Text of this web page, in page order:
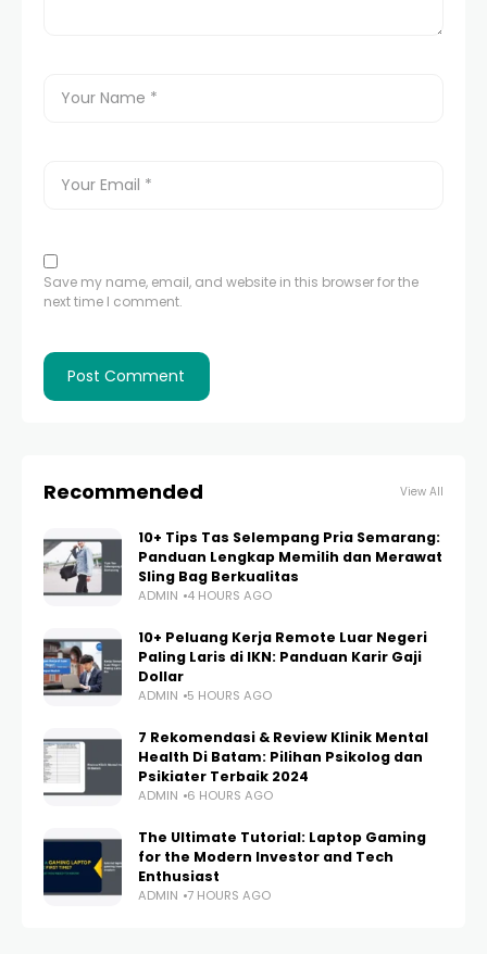
Save my name, email, and website in this browser for the
next time I comment.
Recommended View All
10+ Tips Tas Selempang Pria Semarang:
Panduan Lengkap Memilih dan Merawat
Sling Bag Berkualitas
ADMIN 4 HOURS AGO
10+ Peluang Kerja Remote Luar Negeri
Paling Laris di IKN: Panduan Karir Gaji
Dollar
ADMIN 5 HOURS AGO
7 Rekomendasi & Review Klinik Mental
Health Di Batam: Pilihan Psikolog dan
Psikiater Terbaik 2024
ADMIN 6 HOURS AGO
The Ultimate Tutorial: Laptop Gaming
for the Modern Investor and Tech
Enthusiast
ADMIN 7 HOURS AGO